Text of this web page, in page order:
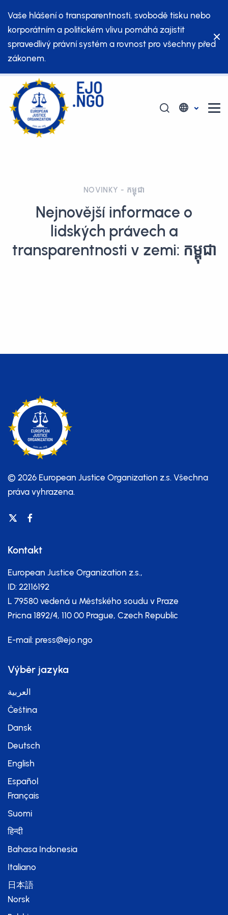
Vaše hlášení o transparentnosti, svobodě tisku nebo
korporátním a politickém vlivu pomáhá zajistit
spravedlivý právní systém a rovnost pro všechny před
zákonem.
NOVINKY - កម្ពុជា
Nejnovější informace o
lidských právech a
transparentnosti v zemi: កម្ពុជា
© 2026 European Justice Organization z.s. Všechna
práva vyhrazena.
Kontakt
European Justice Organization z.s.,
ID: 22116192
L 79580 vedená u Městského soudu v Praze
Pricna 1892/4, 110 00 Prague, Czech Republic
E-mail: press@ejo.ngo
Výběr jazyka
العربية
Čeština
Dansk
Deutsch
English
Español
Français
Suomi
हिन्दी
Bahasa Indonesia
Italiano
日本語
Norsk